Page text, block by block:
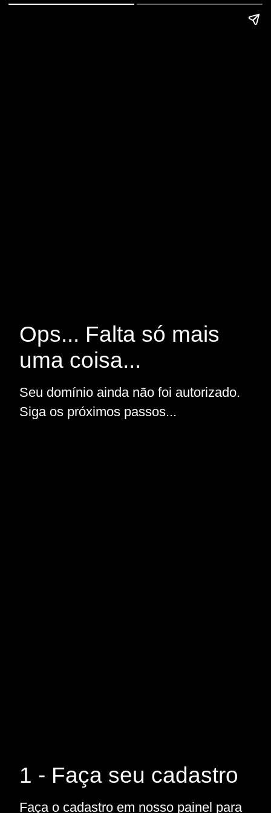
Ops... Falta só mais
uma coisa...
Seu domínio ainda não foi autorizado.
Siga os próximos passos...
1 - Faça seu cadastro
Faça o cadastro em nosso painel para